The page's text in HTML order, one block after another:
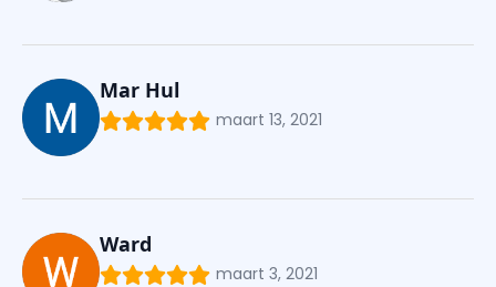
Mar Hul
maart 13, 2021
Ward
maart 3, 2021